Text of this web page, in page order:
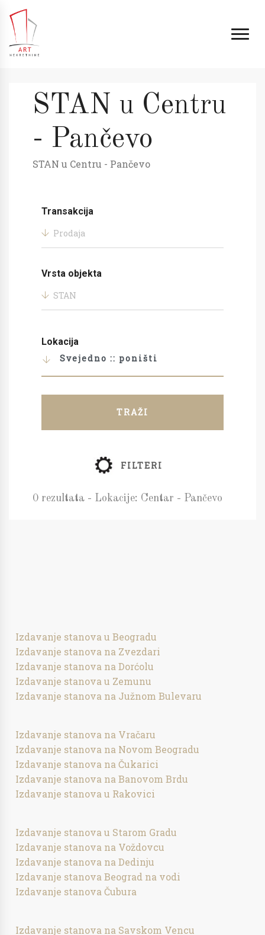
STAN u Centru
- Pančevo
STAN u Centru - Pančevo
Transakcija
Prodaja
Vrsta objekta
STAN
Lokacija
Svejedno :: poništi
TRAŽI
FILTERI
0 rezultata - Lokacije: Centar - Pančevo
Izdavanje stanova u Beogradu
Izdavanje stanova na Zvezdari
Izdavanje stanova na Dorćolu
Izdavanje stanova u Zemunu
Izdavanje stanova na Južnom Bulevaru
Izdavanje stanova na Vračaru
Izdavanje stanova na Novom Beogradu
Izdavanje stanova na Čukarici
Izdavanje stanova na Banovom Brdu
Izdavanje stanova u Rakovici
Izdavanje stanova u Starom Gradu
Izdavanje stanova na Voždovcu
Izdavanje stanova na Dedinju
Izdavanje stanova Beograd na vodi
Izdavanje stanova Čubura
Izdavanje stanova na Savskom Vencu